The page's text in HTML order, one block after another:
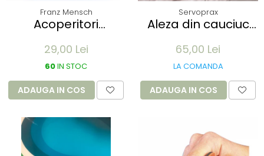
Franz Mensch
Acoperitori
din CPE - albastru
41x15 cm, 25 my
unica folosinta - 100
buc
29,00 Lei
60IN STOC
ADAUGA IN COS
Servoprax
Aleza din cauciuc
90x100cm - culoare
alb
65,00 Lei
LA COMANDA
ADAUGA IN COS